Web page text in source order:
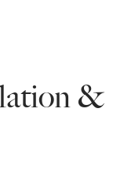
&